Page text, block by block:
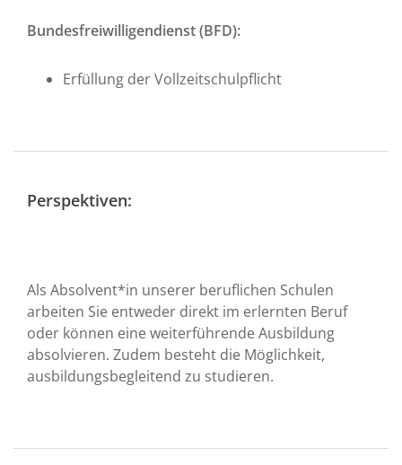
Bundesfreiwilligendienst (BFD):
Erfüllung der Vollzeitschulpflicht
Perspektiven:
Als Absolvent*in unserer beruflichen Schulen
arbeiten Sie entweder direkt im erlernten Beruf
oder können eine weiterführende Ausbildung
absolvieren. Zudem besteht die Möglichkeit,
ausbildungsbegleitend zu studieren.